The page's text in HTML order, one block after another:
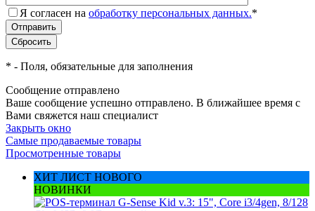
Я согласен на обработку персональных данных.*
* - Поля, обязательные для заполнения
Сообщение отправлено
Ваше сообщение успешно отправлено. В ближайшее время с
Вами свяжется наш специалист
Закрыть окно
Самые продаваемые товары
Просмотренные товары
ХИТ ЛИСТ НОВОГО
НОВИНКИ